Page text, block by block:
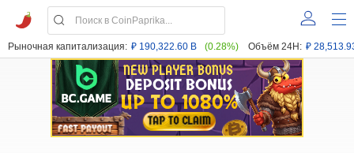
Рыночная капитализация: ₽ 190,322.60 B (0.28%) Объём 24H: ₽